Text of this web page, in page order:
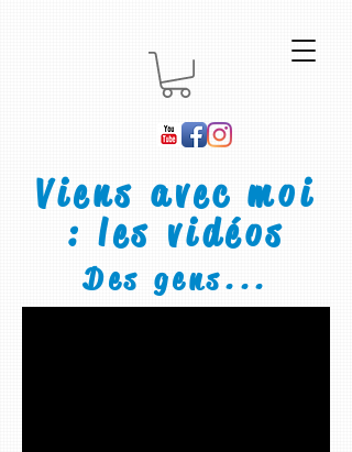
Viens avec moi
: les vidéos
Des gens...